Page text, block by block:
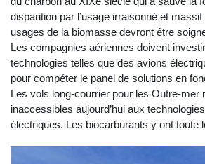
disparition par l’usage irraisonné et
usages de la biomasse devront être
Les compagnies aériennes doivent
technologies telles que des avions
pour compéter le panel de solutions en
Les vols long-courrier pour les Outre-mer
inaccessibles aujourd’hui aux
électriques. Les biocarburants y ont toute